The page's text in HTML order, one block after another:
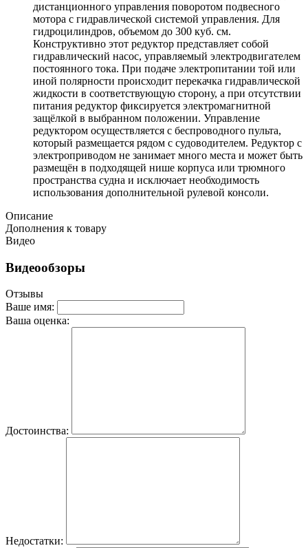
дистанционного управления поворотом подвесного
мотора с гидравлической системой управления. Для
гидроцилиндров, объемом до 300 куб. см.
Конструктивно этот редуктор представляет собой
гидравлический насос, управляемый электродвигателем
постоянного тока. При подаче электропитании той или
иной полярности происходит перекачка гидравлической
жидкости в соответствующую сторону, а при отсутствии
питания редуктор фиксируется электромагнитной
защёлкой в выбранном положении. Управление
редуктором осуществляется с беспроводного пульта,
который размещается рядом с судоводителем. Редуктор с
электроприводом не занимает много места и может быть
размещён в подходящей нише корпуса или трюмного
пространства судна и исключает необходимость
использования дополнительной рулевой консоли.
Описание
Дополнения к товару
Видео
Видеообзоры
Отзывы
Ваше имя:
Ваша оценка:
Достоинства:
Недостатки: